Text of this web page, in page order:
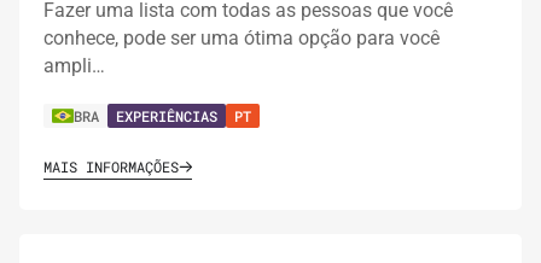
Fazer uma lista com todas as pessoas que você
conhece, pode ser uma ótima opção para você
ampli…
BRA EXPERIÊNCIAS PT
MAIS INFORMAÇÕES